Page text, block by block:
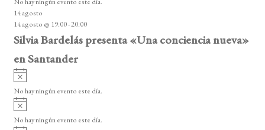
i
s
o
14 agosto
14 agosto @ 19:00-20:00
Silvia Bardelás presenta «Una conciencia nueva»
en Santander
A
v
i
o
No hay ningún evento este día.
A
v
i
No hay ningún evento este día.